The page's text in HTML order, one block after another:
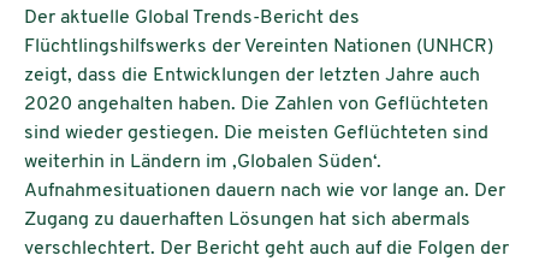
Der aktuelle Global Trends-Bericht des
Flüchtlingshilfswerks der Vereinten Nationen (UNHCR)
zeigt, dass die Entwicklungen der letzten Jahre auch
2020 angehalten haben. Die Zahlen von Geflüchteten
sind wieder gestiegen. Die meisten Geflüchteten sind
weiterhin in Ländern im ‚Globalen Süden‘.
Aufnahmesituationen dauern nach wie vor lange an. Der
Zugang zu dauerhaften Lösungen hat sich abermals
verschlechtert. Der Bericht geht auch auf die Folgen der